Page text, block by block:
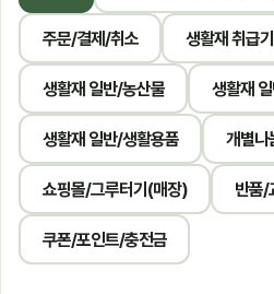
주문/결제/취소 생활재 취급
생활재 일반/농산물 생활재
생활재 일반/생활용품 개별나
쇼핑몰/그루터기(매장) 반품/
쿠폰/포인트/충전금